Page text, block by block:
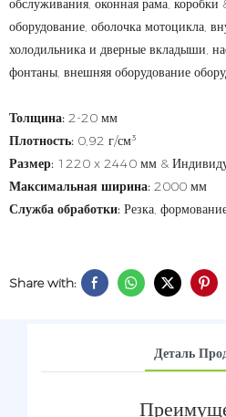
обслуживания, оконная рама,
оборудование, оболочка мотоцикла,
холодильника и дверные вкладыши,
фонтаны, внешняя оборудование
Толщина: 2-20 мм
Плотность: 0,92 г/см³
Размер: 1220 x 2440 мм &
Максимальная ширина: 2000 мм
Служба обработки: Резка,
Share with:
Деталь